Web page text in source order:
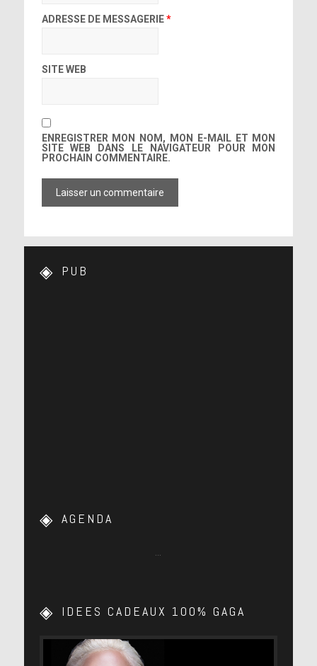
ADRESSE DE MESSAGERIE*
SITE WEB
ENREGISTRER MON NOM, MON E-MAIL ET MON
SITE WEB DANS LE NAVIGATEUR POUR MON
PROCHAIN COMMENTAIRE.
PUB
AGENDA
IDEES CADEAUX 100% GAGA